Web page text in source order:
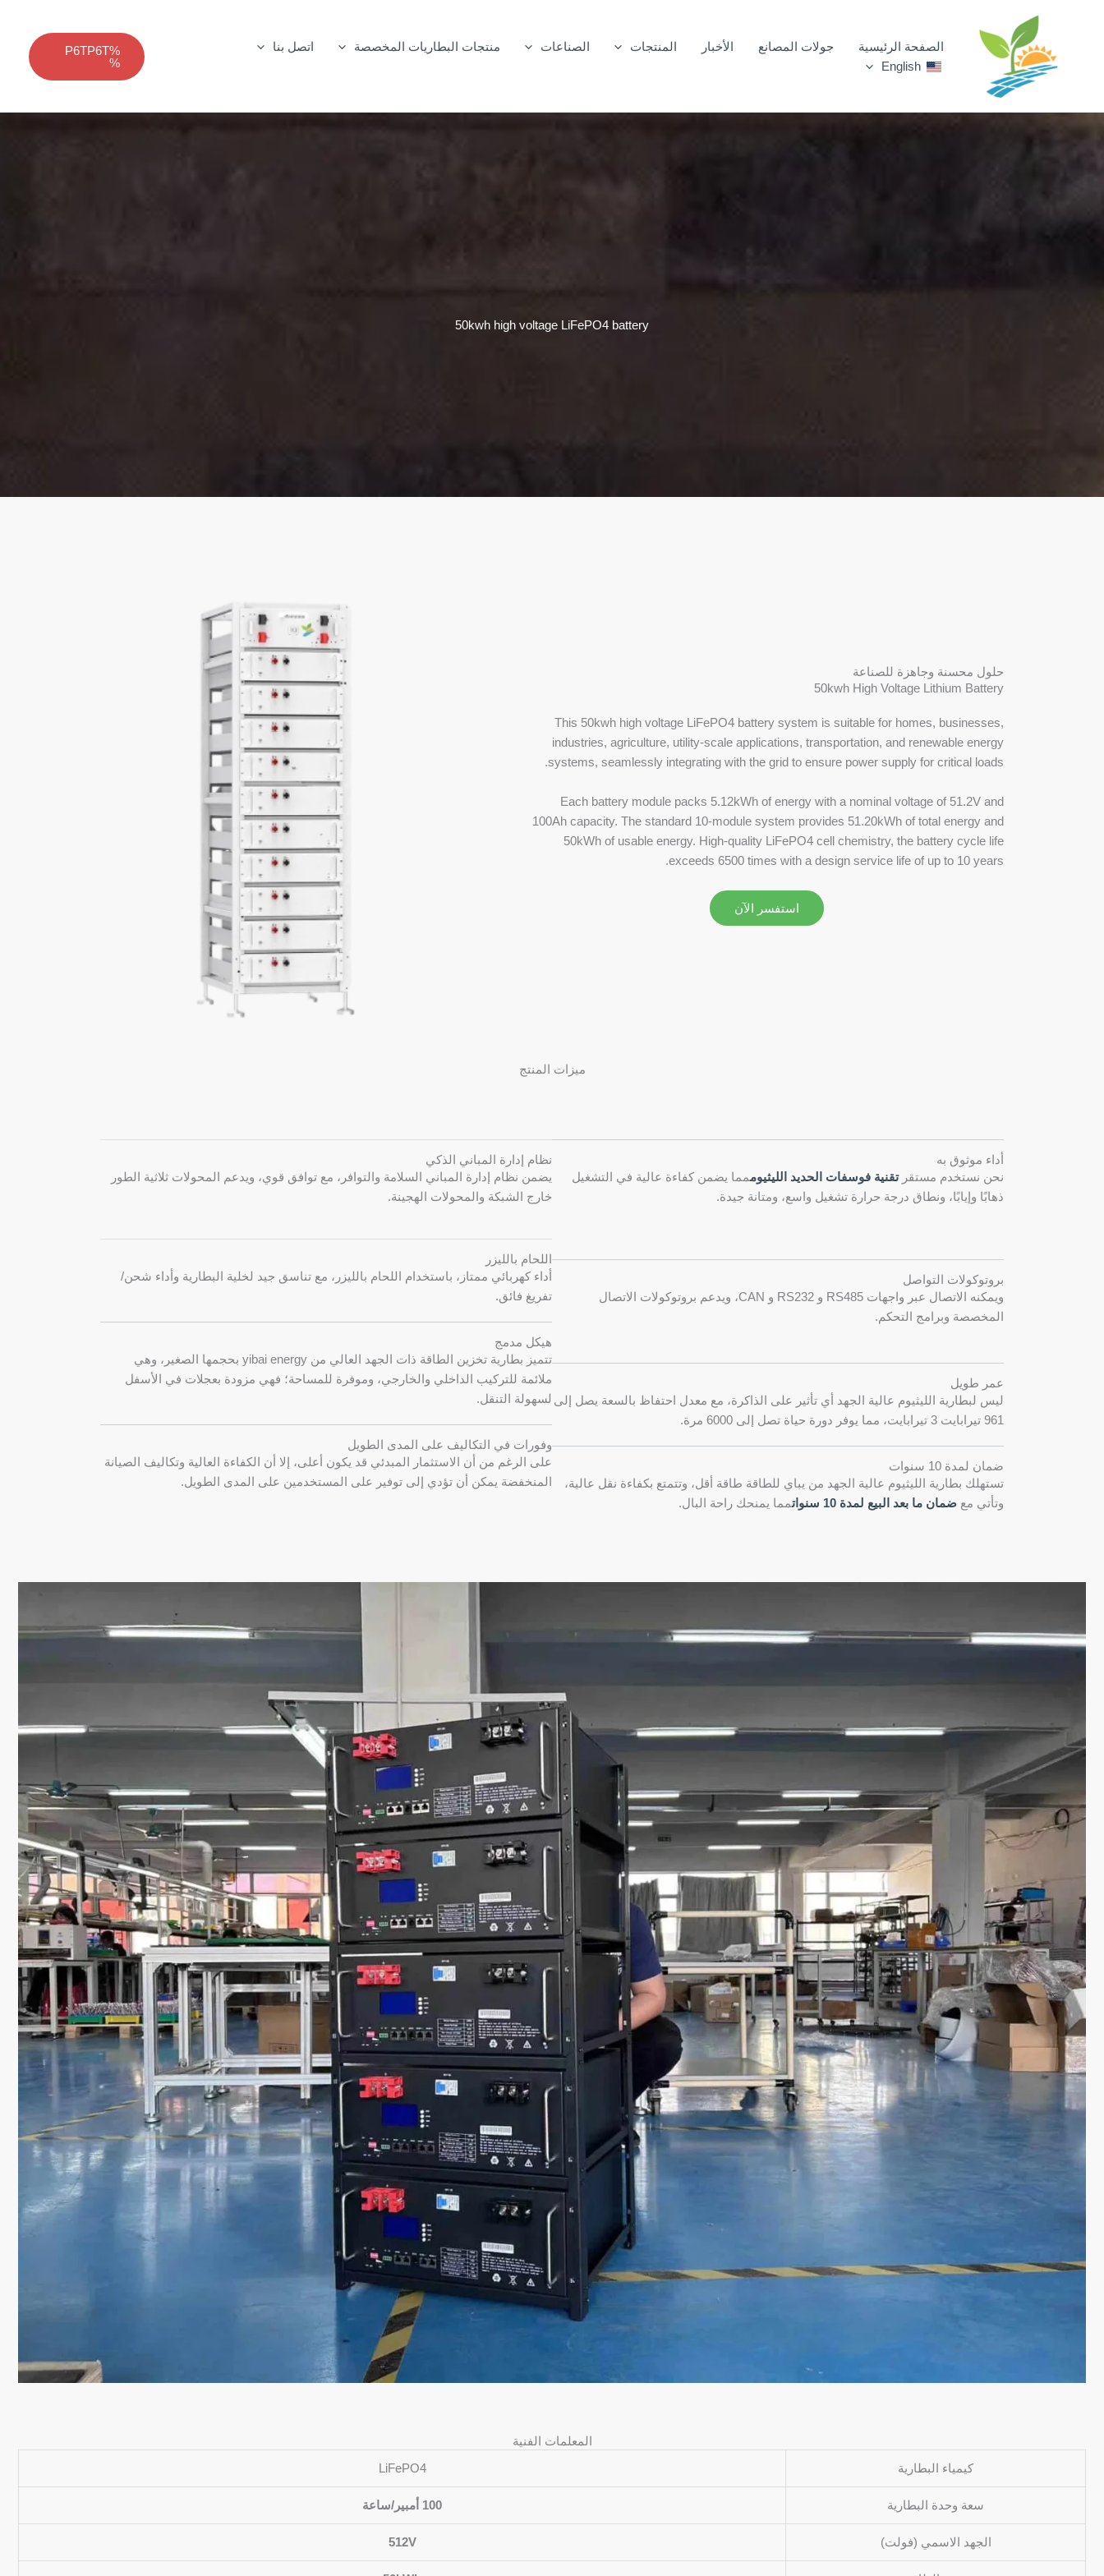
الصفحة الرئيسية جولات المصانع الأخبار المنتجات الصناعات منتجات البطاريات المخصصة
اتصل بنا
English
%P6TP6T
%
50kwh high voltage LiFePO4 battery
حلول محسنة وجاهزة للصناعة
50kwh High Voltage Lithium Battery
This 50kwh high voltage LiFePO4 battery system is suitable for homes, businesses,
industries, agriculture, utility-scale applications, transportation, and renewable energy
systems, seamlessly integrating with the grid to ensure power supply for critical loads.
Each battery module packs 5.12kWh of energy with a nominal voltage of 51.2V and
100Ah capacity. The standard 10-module system provides 51.20kWh of total energy and
50kWh of usable energy. High-quality LiFePO4 cell chemistry, the battery cycle life
exceeds 6500 times with a design service life of up to 10 years.
استفسر الآن
ميزات المنتج
أداء موثوق به
نحن نستخدم مستقرتقنية فوسفات الحديد الليثيوممما يضمن كفاءة عالية في التشغيل
ذهابًا وإيابًا، ونطاق درجة حرارة تشغيل واسع، ومتانة جيدة.
بروتوكولات التواصل
ويمكنه الاتصال عبر واجهات RS485 و RS232 و CAN، ويدعم بروتوكولات الاتصال
المخصصة وبرامج التحكم.
عمر طويل
ليس لبطارية الليثيوم عالية الجهد أي تأثير على الذاكرة، مع معدل احتفاظ بالسعة يصل إلى
961 تيرابايت 3 تيرابايت، مما يوفر دورة حياة تصل إلى 6000 مرة.
ضمان لمدة 10 سنوات
تستهلك بطارية الليثيوم عالية الجهد من يباي للطاقة طاقة أقل، وتتمتع بكفاءة نقل عالية،
وتأتي مع ضمان ما بعد البيع لمدة 10 سنوات مما يمنحك راحة البال.
نظام إدارة المباني الذكي
يضمن نظام إدارة المباني السلامة والتوافر، مع توافق قوي، ويدعم المحولات ثلاثية الطور
خارج الشبكة والمحولات الهجينة.
اللحام بالليزر
أداء كهربائي ممتاز، باستخدام اللحام بالليزر، مع تناسق جيد لخلية البطارية وأداء شحن/
تفريغ فائق.
هيكل مدمج
تتميز بطارية تخزين الطاقة ذات الجهد العالي من yibai energy بحجمها الصغير، وهي
ملائمة للتركيب الداخلي والخارجي، وموفرة للمساحة؛ فهي مزودة بعجلات في الأسفل
لسهولة التنقل.
وفورات في التكاليف على المدى الطويل
على الرغم من أن الاستثمار المبدئي قد يكون أعلى، إلا أن الكفاءة العالية وتكاليف الصيانة
المنخفضة يمكن أن تؤدي إلى توفير على المستخدمين على المدى الطويل.
المعلمات الفنية
كيمياء البطارية
LiFePO4
سعة وحدة البطارية 100 أمبير/ساعة
الجهد الاسمي (فولت) 512V